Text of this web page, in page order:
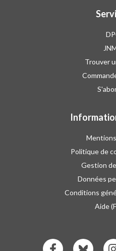
Trouver
Politique de
Gestion
Données
Conditions
Aide